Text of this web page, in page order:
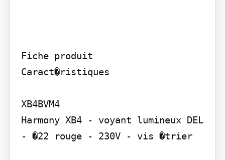
Fiche produit
Caract�ristiques
XB4BVM4
Harmony XB4 - voyant lumineux DEL
- �22 rouge - 230V - vis �trier